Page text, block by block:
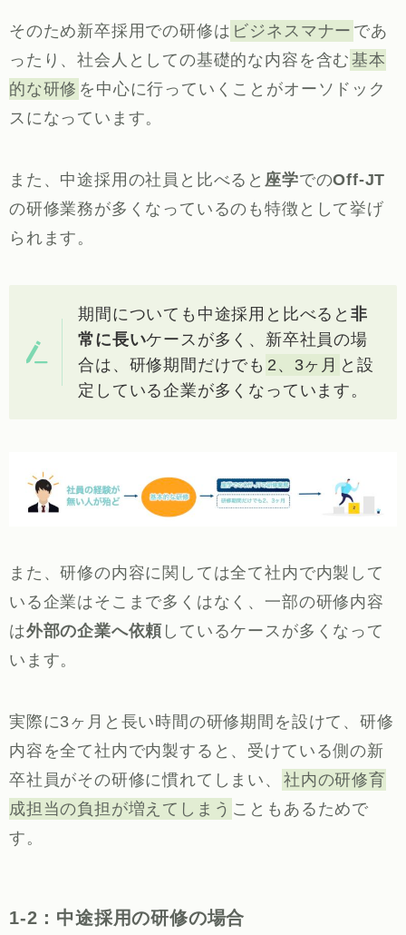
そのため新卒採用での研修は ビジネスマナー であ
ったり、社会人としての基礎的な内容を含む 基本
的な研修 を中心に行っていくことがオーソドック
スになっています。
また、中途採用の社員と比べると 座学でのOff-JT
の研修業務が多くなっているのも特徴として挙げ
られます。
期間についても中途採用と比べると非
常に長いケースが多く、新卒社員の場
合は、研修期間だけでも 2、3ヶ月 と設
定している企業が多くなっています。
また、研修の内容に関しては全て社内で内製して
いる企業はそこまで多くはなく、一部の研修内容
は外部の企業へ依頼 しているケースが多くなって
います。
実際に3ヶ月と長い時間の研修期間を設けて、研修
内容を全て社内で内製すると、受けている側の新
卒社員がその研修に慣れてしまい、
社内の研修育
成担当の負担が増えてしまう こともあるためで
す。
1-2：中途採用の研修の場合